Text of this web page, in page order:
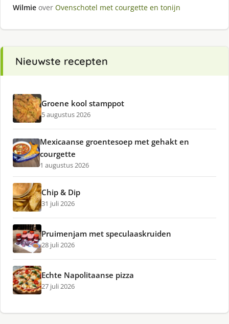
Wilmie over Ovenschotel met courgette en tonijn
Nieuwste recepten
Groene kool stamppot
5 augustus 2026
Mexicaanse groentesoep met gehakt en
courgette
1 augustus 2026
Chip & Dip
31 juli 2026
Pruimenjam met speculaaskruiden
28 juli 2026
Echte Napolitaanse pizza
27 juli 2026